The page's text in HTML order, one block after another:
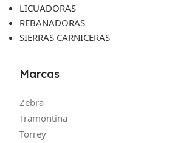
LICUADORAS
REBANADORAS
SIERRAS CARNICERAS
Marcas
Zebra
Tramontina
Torrey